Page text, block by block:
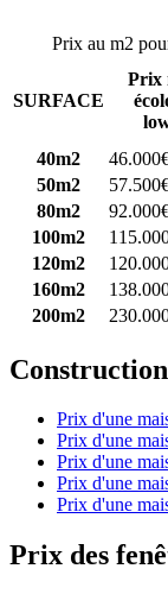
Prix au m2
SURFACE
Prix
40m2
50m2
80m2
100m2
120m2
160m2
200m2
Prix d'une
Prix d'une
Prix d'une
Prix d'une
Prix d'une
Prix des